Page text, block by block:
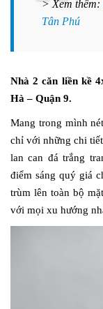
> Xem thêm:
Tân Phú
Nhà 2 căn liền kề
Hà – Quận 9.
Mang trong mình
chỉ với những chi
lan can đá trắng
điểm sáng quý giá
trùm lên toàn bộ
với mọi xu hướng